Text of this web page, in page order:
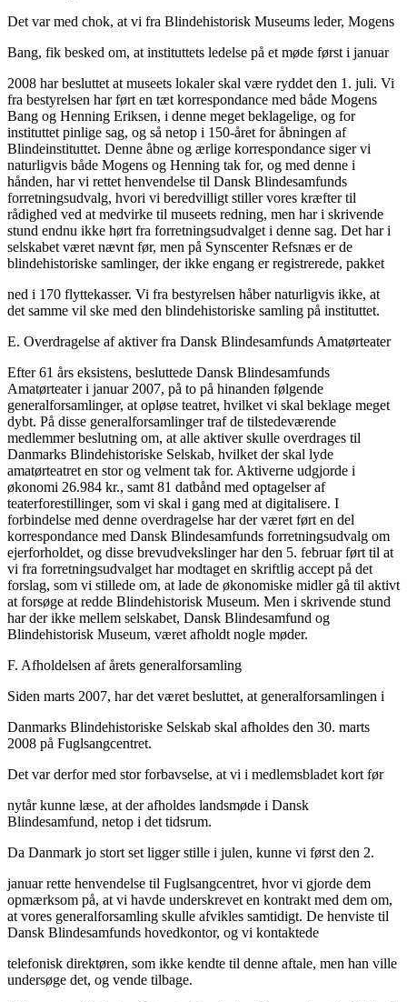
Det var med chok, at vi fra Blindehistorisk Museums leder, Mogens
Bang, fik besked om, at instituttets ledelse på et møde først i januar
2008 har besluttet at museets lokaler skal være ryddet den 1. juli. Vi
fra bestyrelsen har ført en tæt korrespondance med både Mogens
Bang og Henning Eriksen, i denne meget beklagelige, og for
instituttet pinlige sag, og så netop i 150-året for åbningen af
Blindeinstituttet. Denne åbne og ærlige korrespondance siger vi
naturligvis både Mogens og Henning tak for, og med denne i
hånden, har vi rettet henvendelse til Dansk Blindesamfunds
forretningsudvalg, hvori vi beredvilligt stiller vores kræfter til
rådighed ved at medvirke til museets redning, men har i skrivende
stund endnu ikke hørt fra forretningsudvalget i denne sag. Det har i
selskabet været nævnt før, men på Synscenter Refsnæs er de
blindehistoriske samlinger, der ikke engang er registrerede, pakket
ned i 170 flyttekasser. Vi fra bestyrelsen håber naturligvis ikke, at
det samme vil ske med den blindehistoriske samling på instituttet.
E. Overdragelse af aktiver fra Dansk Blindesamfunds Amatørteater
Efter 61 års eksistens, besluttede Dansk Blindesamfunds
Amatørteater i januar 2007, på to på hinanden følgende
generalforsamlinger, at opløse teatret, hvilket vi skal beklage meget
dybt. På disse generalforsamlinger traf de tilstedeværende
medlemmer beslutning om, at alle aktiver skulle overdrages til
Danmarks Blindehistoriske Selskab, hvilket der skal lyde
amatørteatret en stor og velment tak for. Aktiverne udgjorde i
økonomi 26.984 kr., samt 81 datbånd med optagelser af
teaterforestillinger, som vi skal i gang med at digitalisere. I
forbindelse med denne overdragelse har der været ført en del
korrespondance med Dansk Blindesamfunds forretningsudvalg om
ejerforholdet, og disse brevudvekslinger har den 5. februar ført til at
vi fra forretningsudvalget har modtaget en skriftlig accept på det
forslag, som vi stillede om, at lade de økonomiske midler gå til aktivt
at forsøge at redde Blindehistorisk Museum. Men i skrivende stund
har der ikke mellem selskabet, Dansk Blindesamfund og
Blindehistorisk Museum, været afholdt nogle møder.
F. Afholdelsen af årets generalforsamling
Siden marts 2007, har det været besluttet, at generalforsamlingen i
Danmarks Blindehistoriske Selskab skal afholdes den 30. marts
2008 på Fuglsangcentret.
Det var derfor med stor forbavselse, at vi i medlemsbladet kort før
nytår kunne læse, at der afholdes landsmøde i Dansk
Blindesamfund, netop i det tidsrum.
Da Danmark jo stort set ligger stille i julen, kunne vi først den 2.
januar rette henvendelse til Fuglsangcentret, hvor vi gjorde dem
opmærksom på, at vi havde underskrevet en kontrakt med dem om,
at vores generalforsamling skulle afvikles samtidigt. De henviste til
Dansk Blindesamfunds hovedkontor, og vi kontaktede
telefonisk direktøren, som ikke kendte til denne aftale, men han ville
undersøge det, og vende tilbage.